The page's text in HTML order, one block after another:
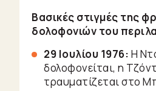
Βασικές στιγμές της
δολοφονιών του
29 Ιουλίου 1976: Η
δολοφονείται, η
τραυματίζεται στο